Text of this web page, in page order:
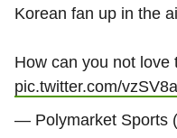
Korean fan up in the
How can you not
pic.twitter.com/
— Polymarket Sports